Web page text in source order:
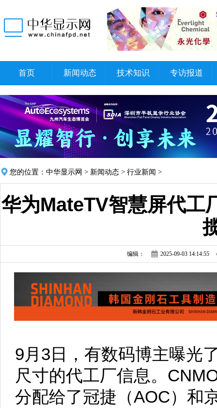
首页 新闻动态 技术知识 专访报道
您的位置： 中华显示网 > 新闻动态 > 行业新闻 >
华为MateTV智慧屏代工
编辑： 2025-09-03 14:14:55
9月3日，有数码博主曝光
尺寸的代工厂信息。
分配给了冠捷（AOC）和